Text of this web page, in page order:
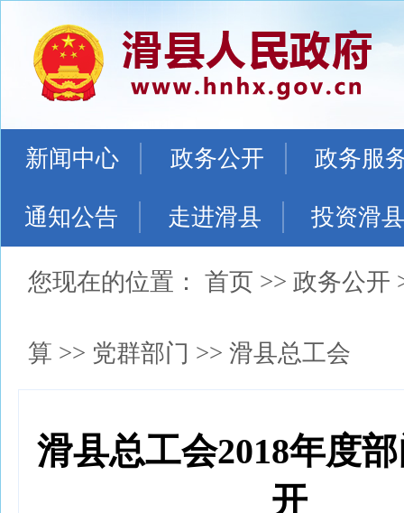
新闻中心 政务公开 政务服
通知公告 走进滑县 投资滑县
您现在的位置： 首页 >> 政务公开
算 >> 党群部门 >> 滑县总工会
滑县总工会2018年度
开